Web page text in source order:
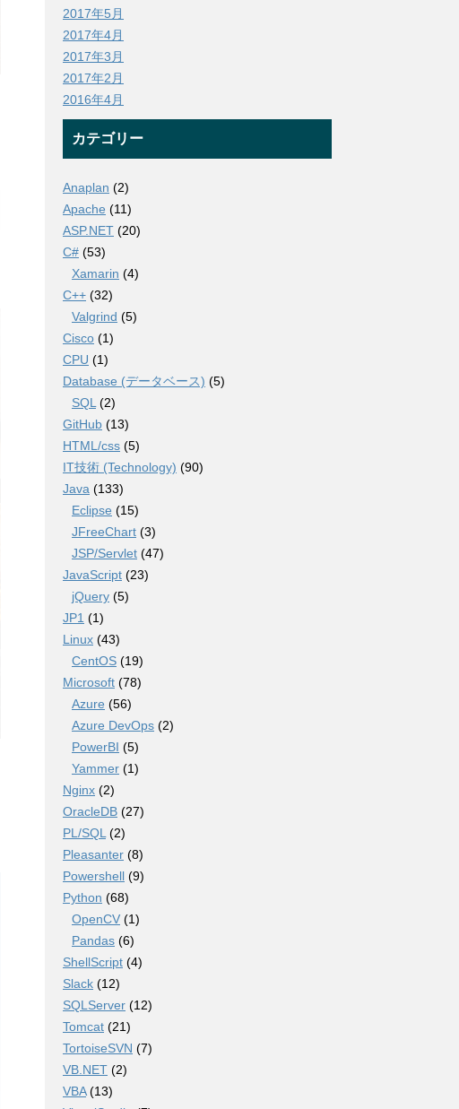
2017年5月
2017年4月
2017年3月
2017年2月
2016年4月
カテゴリー
Anaplan (2)
Apache (11)
ASP.NET (20)
C# (53)
Xamarin (4)
C++ (32)
Valgrind (5)
Cisco (1)
CPU (1)
Database (データベース) (5)
SQL (2)
GitHub (13)
HTML/css (5)
IT技術 (Technology) (90)
Java (133)
Eclipse (15)
JFreeChart (3)
JSP/Servlet (47)
JavaScript (23)
jQuery (5)
JP1 (1)
Linux (43)
CentOS (19)
Microsoft (78)
Azure (56)
Azure DevOps (2)
PowerBI (5)
Yammer (1)
Nginx (2)
OracleDB (27)
PL/SQL (2)
Pleasanter (8)
Powershell (9)
Python (68)
OpenCV (1)
Pandas (6)
ShellScript (4)
Slack (12)
SQLServer (12)
Tomcat (21)
TortoiseSVN (7)
VB.NET (2)
VBA(13)